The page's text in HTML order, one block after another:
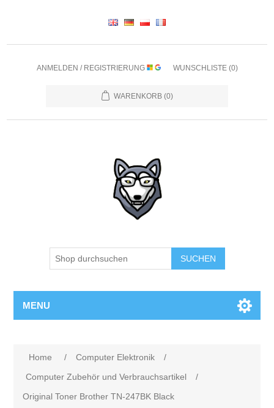
ANMELDEN / REGISTRIERUNG WUNSCHLISTE (0)
WARENKORB (0)
SUCHEN
MENU
Home / Computer Elektronik
/
Computer Zubehör und Verbrauchsartikel
/
Original Toner Brother TN-247BK Black